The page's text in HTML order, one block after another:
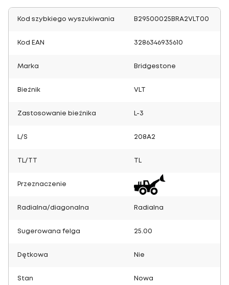
Kod szybkiego wyszukiwania B29500025BRA2VLT00
Kod EAN 3286346935610
Marka Bridgestone
Bieżnik VLT
Zastosowanie bieżnika L-3
L/S 208A2
TL/TT
Przeznaczenie
Radialna/diagonalna Radialna
Sugerowana felga 25.00
Dętkowa Nie
Stan Nowa